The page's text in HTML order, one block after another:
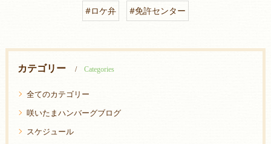
#ロケ弁 #免許センター
カテゴリー Categories
全てのカテゴリー
咲いたまハンバーグブログ
スケジュール